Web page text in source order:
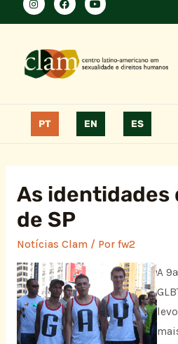
PT EN ES
As identidades
de SP
Notícias Clam/ Por fw2
A